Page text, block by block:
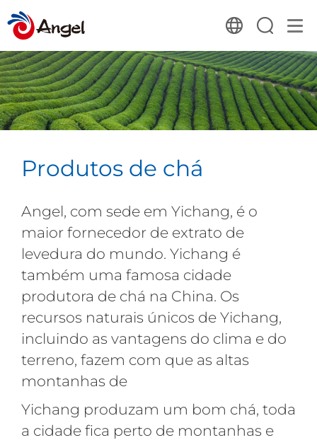
Produtos de chá
Angel, com sede em Yichang, é o
maior fornecedor de extrato de
levedura do mundo. Yichang é
também uma famosa cidade
produtora de chá na China. Os
recursos naturais únicos de Yichang,
incluindo as vantagens do clima e do
terreno, fazem com que as altas
montanhas de
Yichang produzam um bom chá, toda
a cidade fica perto de montanhas e